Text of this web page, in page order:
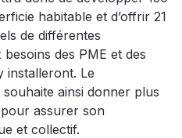
habitable et d’offrir 21
de différentes
des PME et des
installeront. Le
ainsi donner plus
assurer son
et collectif.